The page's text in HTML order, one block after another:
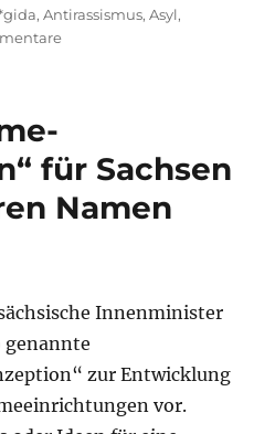
,Antirassismus,Asyl,
zu
nicht
von
ungefähr
für Sachsen
Namen
Innenminister
genannte
zur Entwicklung
vor.